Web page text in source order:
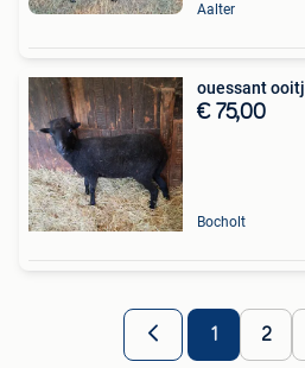
Aalter
ouessant
€ 75,00
Bocholt
1 2